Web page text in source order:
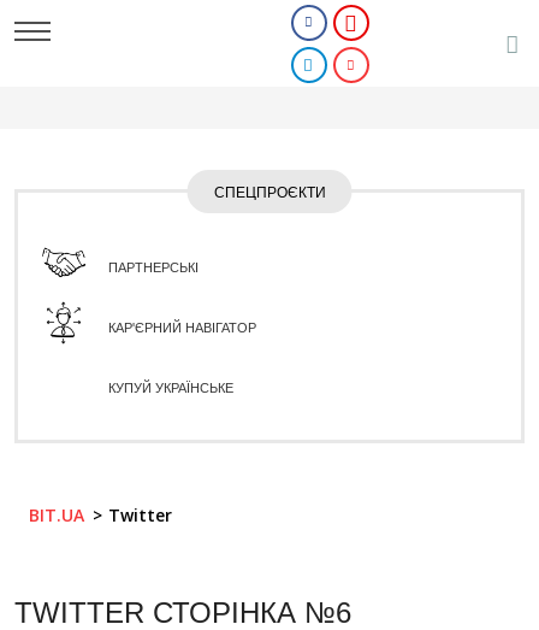
СПЕЦПРОЄКТИ
ПАРТНЕРСЬКІ
КАР'ЄРНИЙ НАВІГАТОР
КУПУЙ УКРАЇНСЬКЕ
BIT.UA Twitter
TWITTER СТОРІНКА №6